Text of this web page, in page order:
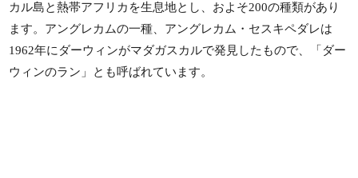
カル島と熱帯アフリカを生息地とし、およそ200の種類があり
ます。アングレカムの一種、アングレカム・セスキペダレは
1962年にダーウィンがマダガスカルで発見したもので、「ダー
ウィンのラン」とも呼ばれています。